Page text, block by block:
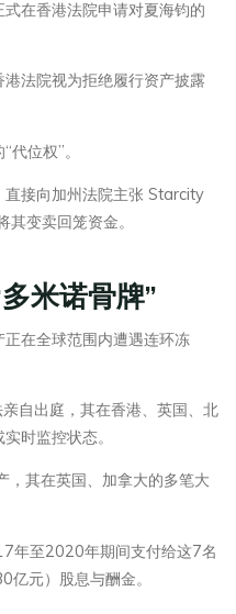
在香港法院申请对夏海钧的
法院视为拒绝履行资产披露
位权”。
直接向加州法院主张 Starcity
变卖回笼资金。
米诺骨牌”
在全球范围内遭遇连环冻
自出庭，其在香港、英国、北
时监控状态。
，其在英国、加拿大的多笔大
年至2020年期间支付给这7名
元）股息与酬金。